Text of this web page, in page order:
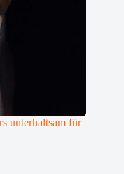
unterhaltsam für